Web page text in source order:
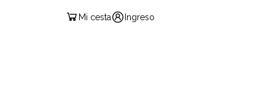
Mi cesta Ingreso